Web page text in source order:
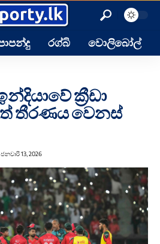
රග්බි වොලිබෝල්
ක්‍රීඩා
තීරණය වෙනස්
13, 2026